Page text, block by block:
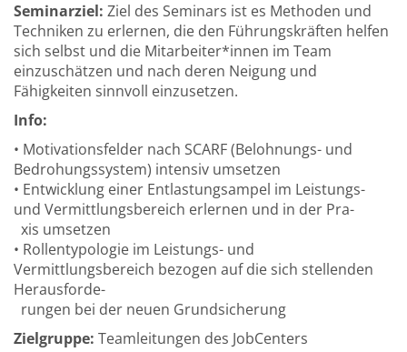
Seminarziel: Ziel des Seminars ist es Methoden und
Techniken zu erlernen, die den Führungskräften helfen
sich selbst und die Mitarbeiter*innen im Team
einzuschätzen und nach deren Neigung und
Fähigkeiten sinnvoll einzusetzen.
Info:
• Motivationsfelder nach SCARF (Belohnungs- und
Bedrohungssystem) intensiv umsetzen
• Entwicklung einer Entlastungsampel im Leistungs-
und Vermittlungsbereich erlernen und in der Pra-
xis umsetzen
• Rollentypologie im Leistungs- und
Vermittlungsbereich bezogen auf die sich stellenden
Herausforde-
rungen bei der neuen Grundsicherung
Zielgruppe: Teamleitungen des JobCenters